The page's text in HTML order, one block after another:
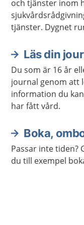
och tjänster inom
tjänster. Dygnet
Läs din
Du som är 16 år
journal genom att
information du
har fått vård.
Boka,
Passar inte tiden?
du till exempel